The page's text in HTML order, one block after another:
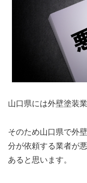
山口県には外壁塗装
そのため山口県で外
分が依頼する業者が
あると思います。